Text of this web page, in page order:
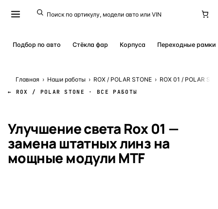
Подбор по авто Стёкла фар Корпуса Переходные рамки
Главная › Наши работы › ROX / POLAR STONE › ROX 01 / POLAR
← ROX / POLAR STONE · ВСЕ РАБОТЫ
Улучшение света Rox 01 —
замена штатных линз на
мощные модули MTF